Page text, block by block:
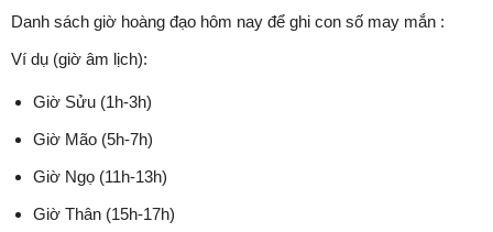
Danh sách giờ hoàng đạo hôm nay để ghi con số may mắn :
Ví dụ (giờ âm lịch):
Giờ Sửu (1h-3h)
Giờ Mão (5h-7h)
Giờ Ngọ (11h-13h)
Giờ Thân (15h-17h)